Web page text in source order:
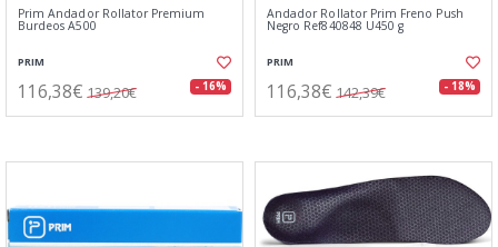
Prim Andador Rollator Premium
Burdeos A500
PRIM
116,38€ 139,20€ - 16%
Andador Rollator Prim Freno Push
Negro Ref840848 U450 g
PRIM
116,38€ 142,39€ - 18%